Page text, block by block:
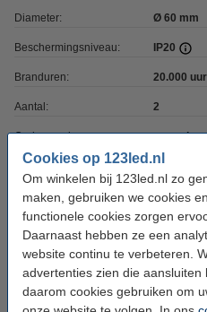
Cookies op 123led.nl
Om winkelen bij 123led.nl zo
maken, gebruiken we cookies
functionele cookies zorgen
Daarnaast hebben ze een
website continu te verbeteren.
advertenties zien die aansluiten
daarom cookies gebruiken om
Diameter: Ø 60 mm
Beschermingsniveau: IP20
Branduren: 20.000 uur
Aantal: 2
Oud voor nieuw: uw oude
Hoe werkt
De producten van AduroSmart werken
draadloos protocol (zoals wifi) dat als
tussen veel apparaten en over relatief
worden verstuurd. Dit is ook de reden